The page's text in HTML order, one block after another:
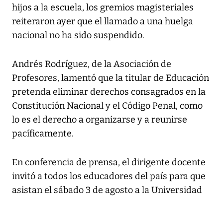
hijos a la escuela, los gremios magisteriales
reiteraron ayer que el llamado a una huelga
nacional no ha sido suspendido.
Andrés Rodríguez, de la Asociación de
Profesores, lamentó que la titular de Educación
pretenda eliminar derechos consagrados en la
Constitución Nacional y el Código Penal, como
lo es el derecho a organizarse y a reunirse
pacíficamente.
En conferencia de prensa, el dirigente docente
invitó a todos los educadores del país para que
asistan el sábado 3 de agosto a la Universidad